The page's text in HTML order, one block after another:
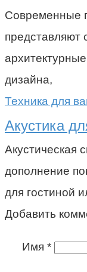
Современные
представляют
дизайна,
Техника для
Акустика
Акустическая
дополнение
для гостиной
Добавить
Имя *